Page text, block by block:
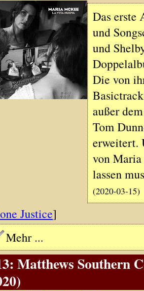
Das erste
und
und
Die von
außer
Tom
erweitert.
von
lassen
(2020-03-15)
Justice]
Mehr ...
Matthews Southern